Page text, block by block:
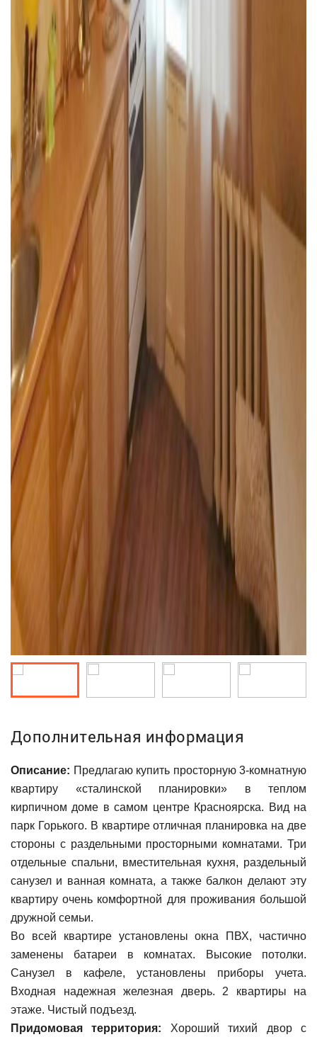
Дополнительная информация
Описание: Предлагаю купить просторную 3-комнатную
квартиру «сталинской планировки» в теплом
кирпичном доме в самом центре Красноярска. Вид на
парк Горького. В квартире отличная планировка на две
стороны с раздельными просторными комнатами. Три
отдельные спальни, вместительная кухня, раздельный
санузел и ванная комната, а также балкон делают эту
квартиру очень комфортной для проживания большой
дружной семьи.
Во всей квартире установлены окна ПВХ, частично
заменены батареи в комнатах. Высокие потолки.
Санузел в кафеле, установлены приборы учета.
Входная надежная железная дверь. 2 квартиры на
этаже. Чистый подъезд.
Придомовая территория: Хороший тихий двор с